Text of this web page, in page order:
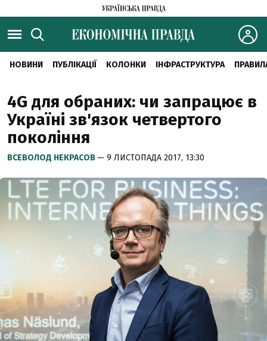
НОВИНИ ПУБЛІКАЦІЇ КОЛОНКИ ІНФРАСТРУКТУРА
4G для обраних: чи запрацює в
Україні зв'язок четвертого
покоління
ВСЕВОЛОД НЕКРАСОВ — 9 ЛИСТОПАДА 2017, 13:30